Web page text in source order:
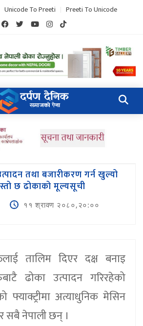
Unicode To Preeti Preeti To Unicode
तथा बजारीकरण गर्न खुल्यो
छ ढोकाको मूल्यसूची
११ श्रावण २०८०,२०:००
तालिम दिएर दक्ष बनाइ
ढोका उत्पादन गरिरहेको
फ्याक्ट्रीमा अत्याधुनिक मेसिन
सबै नेपाली छन् ।